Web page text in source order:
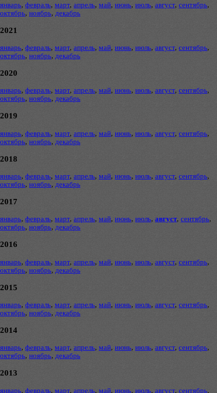
январь, февраль, март, апрель, май, июнь, июль, август, сентябрь,
октябрь, ноябрь, декабрь
2021
январь, февраль, март, апрель, май, июнь, июль, август, сентябрь,
октябрь, ноябрь, декабрь
2020
январь, февраль, март, апрель, май, июнь, июль, август, сентябрь,
октябрь, ноябрь, декабрь
2019
январь, февраль, март, апрель, май, июнь, июль, август, сентябрь,
октябрь, ноябрь, декабрь
2018
январь, февраль, март, апрель, май, июнь, июль, август, сентябрь,
октябрь, ноябрь, декабрь
2017
январь, февраль, март, апрель, май, июнь, июль, август, сентябрь,
октябрь, ноябрь, декабрь
2016
январь, февраль, март, апрель, май, июнь, июль, август, сентябрь,
октябрь, ноябрь, декабрь
2015
январь, февраль, март, апрель, май, июнь, июль, август, сентябрь,
октябрь, ноябрь, декабрь
2014
январь, февраль, март, апрель, май, июнь, июль, август, сентябрь,
октябрь, ноябрь, декабрь
2013
январь, февраль, март, апрель, май, июнь, июль, август, сентябрь,